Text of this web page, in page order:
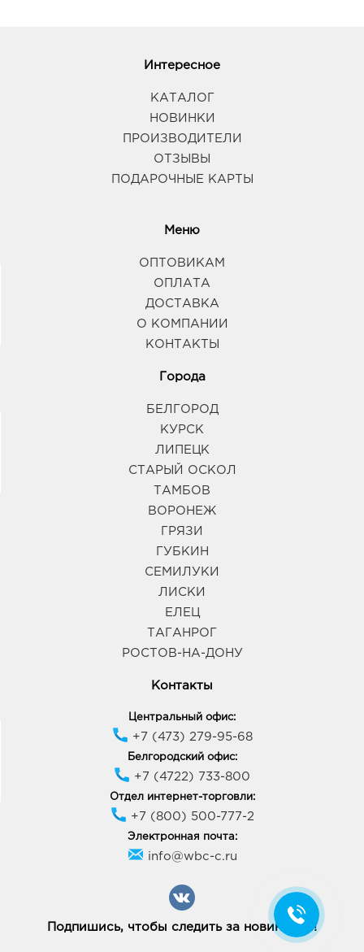
Интересное
КАТАЛОГ
НОВИНКИ
ПРОИЗВОДИТЕЛИ
ОТЗЫВЫ
ПОДАРОЧНЫЕ КАРТЫ
Меню
ОПТОВИКАМ
ОПЛАТА
ДОСТАВКА
О КОМПАНИИ
КОНТАКТЫ
Города
БЕЛГОРОД
КУРСК
ЛИПЕЦК
СТАРЫЙ ОСКОЛ
ТАМБОВ
ВОРОНЕЖ
ГРЯЗИ
ГУБКИН
СЕМИЛУКИ
ЛИСКИ
ЕЛЕЦ
ТАГАНРОГ
РОСТОВ-НА-ДОНУ
Контакты
Центральный офис:
+7 (473) 279-95-68
Белгородский офис:
+7 (4722) 733-800
Отдел интернет-торговли:
+7 (800) 500-777-2
Электронная почта:
info@wbc-c.ru
Подпишись, чтобы следить за новинками!